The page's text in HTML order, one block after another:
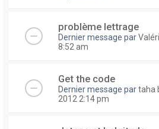
problème lettrage
Dernier message par
8:52 am
Get the code
Dernier message partaha
2012 2:14 pm